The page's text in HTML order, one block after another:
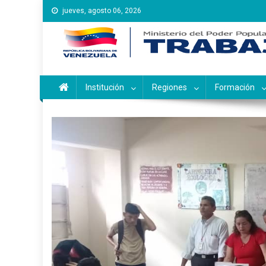
Saltar
al
contenido
jueves, agosto 06, 2026
Instituto Nacional de
Inces
Institución Regiones Formación